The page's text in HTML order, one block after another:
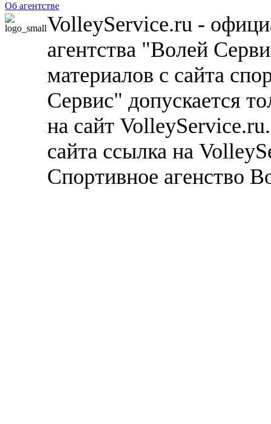
Об агентстве
VolleyService.ru -
агентства "Волей
материалов с сайта
Сервис" допускается
на сайт
сайта ссылка на
Спортивное агенство